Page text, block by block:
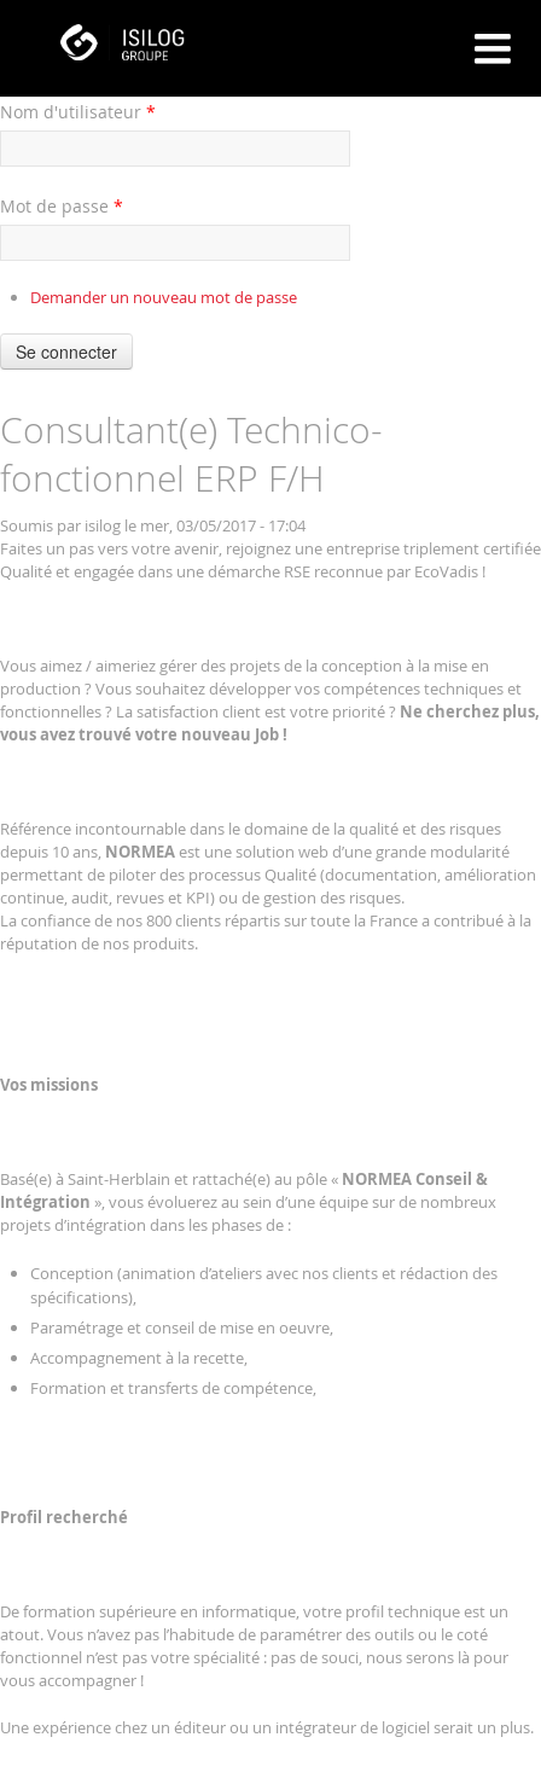
Nom d'utilisateur *
Mot de passe *
Demander un nouveau mot de passe
Se connecter
Consultant(e) Technico-
fonctionnel ERP F/H
Soumis par isilog le mer, 03/05/2017 - 17:04
Faites un pas vers votre avenir, rejoignez une entreprise triplement certifiée
Qualité et engagée dans une démarche RSE reconnue par EcoVadis !
Vous aimez / aimeriez gérer des projets de la conception à la mise en
production ? Vous souhaitez développer vos compétences techniques et
fonctionnelles ? La satisfaction client est votre priorité ? Ne cherchez plus,
vous avez trouvé votre nouveau Job !
Référence incontournable dans le domaine de la qualité et des risques
depuis 10 ans, NORMEA est une solution web d’une grande modularité
permettant de piloter des processus Qualité (documentation, amélioration
continue, audit, revues et KPI) ou de gestion des risques.
La confiance de nos 800 clients répartis sur toute la France a contribué à la
réputation de nos produits.
Vos missions
Basé(e) à Saint-Herblain et rattaché(e) au pôle « NORMEA Conseil &
Intégration », vous évoluerez au sein d’une équipe sur de nombreux
projets d’intégration dans les phases de :
Conception (animation d’ateliers avec nos clients et rédaction des
spécifications),
Paramétrage et conseil de mise en oeuvre,
Accompagnement à la recette,
Formation et transferts de compétence,
Profil recherché
De formation supérieure en informatique, votre profil technique est un
atout. Vous n’avez pas l’habitude de paramétrer des outils ou le coté
fonctionnel n’est pas votre spécialité : pas de souci, nous serons là pour
vous accompagner !
Une expérience chez un éditeur ou un intégrateur de logiciel serait un plus.